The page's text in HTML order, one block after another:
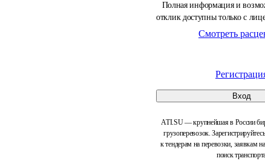
Полная информация и
отклик доступны только с
Смотреть
Вход
ATI.SU — крупнейшая в России
грузоперевозок.
к тендерам на перевозки, заявкам
поиск